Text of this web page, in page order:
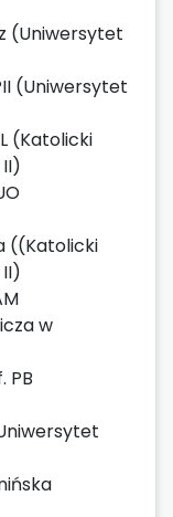
(Uniwersytet
(Uniwersytet
(Katolicki
((Katolicki
w
PB